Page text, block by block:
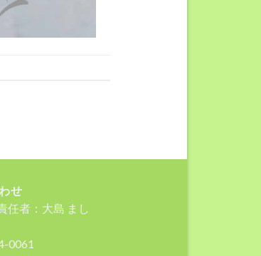
せ
任者：大島 まし
0061